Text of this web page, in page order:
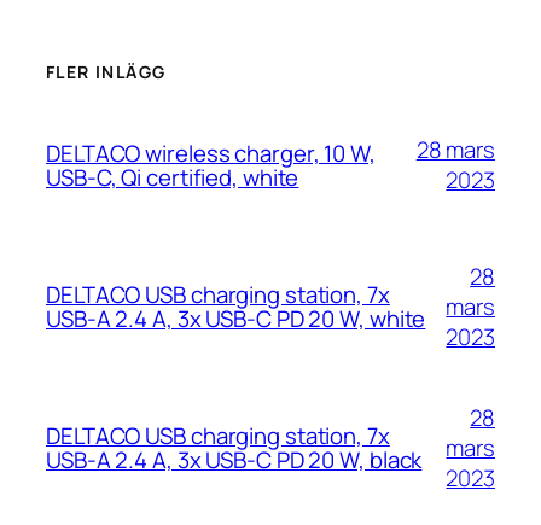
FLER INLÄGG
DELTACO wireless charger, 10 W,
USB-C, Qi certified, white
28 mars
2023
DELTACO USB charging station, 7x
USB-A 2.4 A, 3x USB-C PD 20 W, white
28
mars
2023
DELTACO USB charging station, 7x
USB-A 2.4 A, 3x USB-C PD 20 W, black
28
mars
2023